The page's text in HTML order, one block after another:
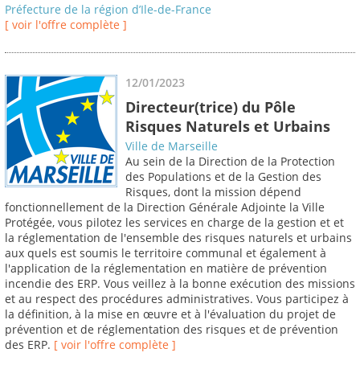
Préfecture de la région d’Ile-de-France
[ voir l'offre complète ]
12/01/2023
Directeur(trice) du Pôle
Risques Naturels et Urbains
Ville de Marseille
Au sein de la Direction de la Protection
des Populations et de la Gestion des
Risques, dont la mission dépend
fonctionnellement de la Direction Générale Adjointe la Ville
Protégée, vous pilotez les services en charge de la gestion et et
la réglementation de l'ensemble des risques naturels et urbains
aux quels est soumis le territoire communal et également à
l'application de la réglementation en matière de prévention
incendie des ERP. Vous veillez à la bonne exécution des missions
et au respect des procédures administratives. Vous participez à
la définition, à la mise en œuvre et à l'évaluation du projet de
prévention et de réglementation des risques et de prévention
des ERP. [ voir l'offre complète ]